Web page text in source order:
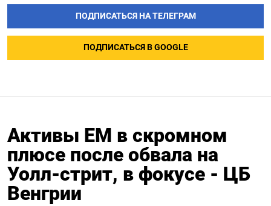
ПОДПИСАТЬСЯ НА ТЕЛЕГРАМ
ПОДПИСАТЬСЯ В GOOGLE
Активы EM в скромном
плюсе после обвала на
Уолл-стрит, в фокусе - ЦБ
Венгрии